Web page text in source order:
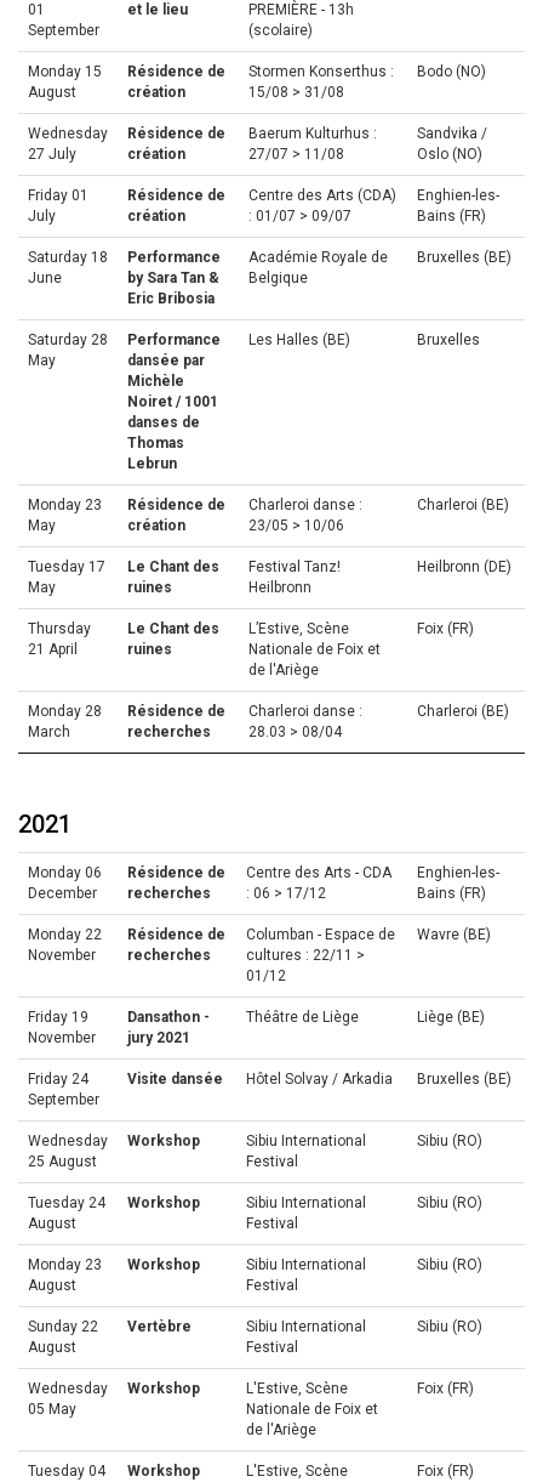
01
September
et le lieu
PREMIÈRE - 13h
(scolaire)
Monday 15
August
Résidence de
création
Stormen Konserthus :
15/08 > 31/08
Bodo (NO)
Wednesday
27 July
Résidence de
création
Baerum Kulturhus :
27/07 > 11/08
Sandvika /
Oslo (NO)
Friday 01
July
Résidence de
création
Centre des Arts (CDA)
: 01/07 > 09/07
Enghien-les-
Bains (FR)
Saturday 18
June
Performance
by Sara Tan &
Eric Bribosia
Académie Royale de
Belgique
Bruxelles (BE)
Saturday 28
May
Performance
dansée par
Michèle
Noiret / 1001
danses de
Thomas
Lebrun
Les Halles (BE) Bruxelles
Monday 23
May
Résidence de
création
Charleroi danse :
23/05 > 10/06
Charleroi (BE)
Tuesday 17
May
Le Chant des
ruines
Festival Tanz!
Heilbronn
Heilbronn (DE)
Thursday
21 April
Le Chant des
ruines
L’Estive, Scène
Nationale de Foix et
de l'Ariège
Foix (FR)
Monday 28
March
Résidence de
recherches
Charleroi danse :
28.03 > 08/04
Charleroi (BE)
2021
Monday 06
December
Résidence de
recherches
Centre des Arts - CDA
: 06 > 17/12
Enghien-les-
Bains (FR)
Monday 22
November
Résidence de
recherches
Columban - Espace de
cultures : 22/11 >
01/12
Wavre (BE)
Friday 19
November
Dansathon -
jury 2021
Théâtre de Liège Liège (BE)
Friday 24
September
Visite dansée Hôtel Solvay / Arkadia Bruxelles (BE)
Wednesday
25 August
Workshop
Sibiu International
Festival
Sibiu (RO)
Tuesday 24
August
Workshop
Sibiu International
Festival
Sibiu (RO)
Monday 23
August
Workshop
Sibiu International
Festival
Sibiu (RO)
Sunday 22
August
Vertèbre
Sibiu International
Festival
Sibiu (RO)
Wednesday
05 May
Workshop
L'Estive, Scène
Nationale de Foix et
de l'Ariège
Foix (FR)
Tuesday 04
Workshop
L'Estive, Scène
Foix (FR)